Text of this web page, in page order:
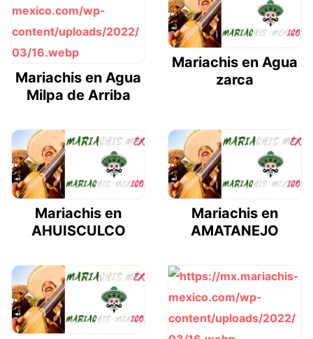
Mariachis en Agua
Milpa de Arriba
Mariachis en Agua
zarca
Mariachis en
AHUISCULCO
Mariachis en
AMATANEJO